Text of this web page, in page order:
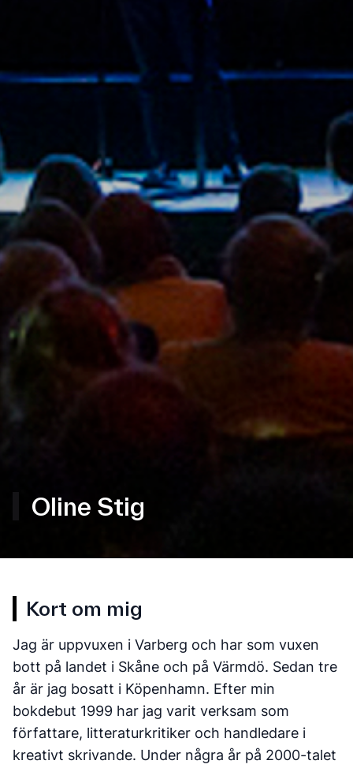
Oline Stig
Kort om mig
Jag är uppvuxen i Varberg och har som vuxen
bott på landet i Skåne och på Värmdö. Sedan tre
år är jag bosatt i Köpenhamn. Efter min
bokdebut 1999 har jag varit verksam som
författare, litteraturkritiker och handledare i
kreativt skrivande. Under några år på 2000-talet